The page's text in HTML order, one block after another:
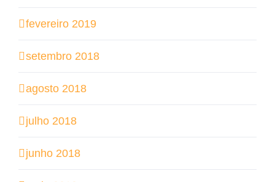
fevereiro 2019
setembro 2018
agosto 2018
julho 2018
junho 2018